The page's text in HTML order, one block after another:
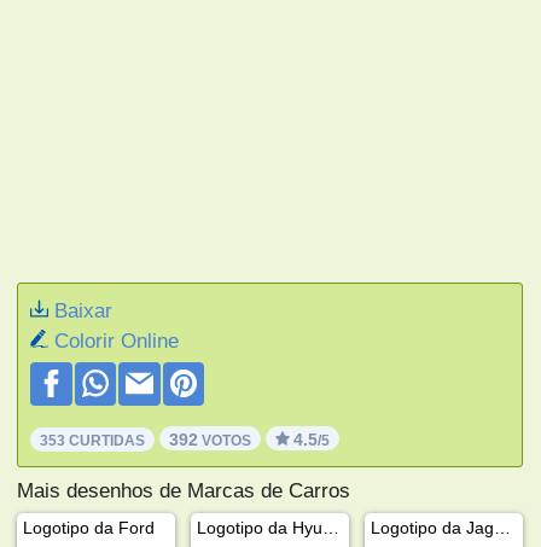
Baixar
Colorir Online
353 CURTIDAS 392 VOTOS 4.5/5
Mais desenhos de Marcas de Carros
Logotipo da Ford